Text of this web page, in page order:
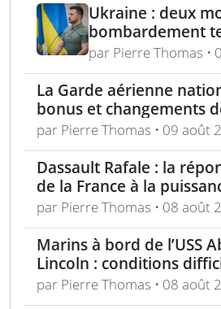
Ukraine : deux
bombardement
Kharkiv –
lance-roquettes
missiles ATACMS
par Pierre Thomas •
La Garde aérienne
bonus et changements
dans le cadre de l’«
par Pierre Thomas • 09 août
Dassault Rafale : la
de la France à la
moderne
par Pierre Thomas • 08 août
Marins à bord de l’USS
Lincoln : conditions
en berne selon leurs
par Pierre Thomas • 08 août